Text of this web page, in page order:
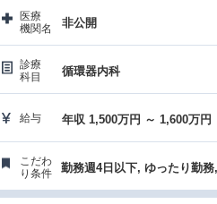
医療
機関名
非公開
診療
科目
循環器内科
給与 年収 1,500万円 ～ 1,600万円
こだわ
り条件
勤務週4日以下, ゆったり勤